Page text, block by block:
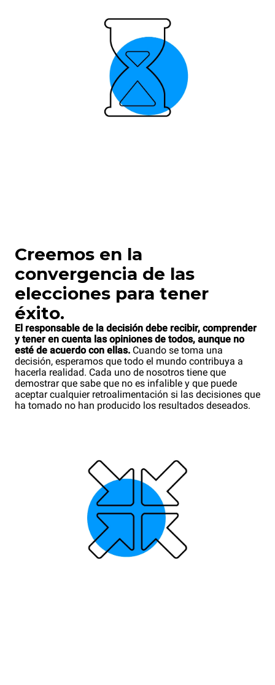
Creemos en la
convergencia de las
elecciones para tener
éxito.
El responsable de la decisión debe recibir, comprender
y tener en cuenta las opiniones de todos, aunque no
esté de acuerdo con ellas. Cuando se toma una
decisión, esperamos que todo el mundo contribuya a
hacerla realidad. Cada uno de nosotros tiene que
demostrar que sabe que no es infalible y que puede
aceptar cualquier retroalimentación si las decisiones que
ha tomado no han producido los resultados deseados.